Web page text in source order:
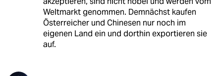
Weltmarkt genommen. Demnächst kaufen
Österreicher und Chinesen nur noch im
eigenen Land ein und dorthin exportieren sie
auf.